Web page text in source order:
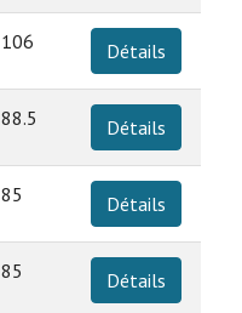
106 Détails
88.5 Détails
85 Détails
85 Détails